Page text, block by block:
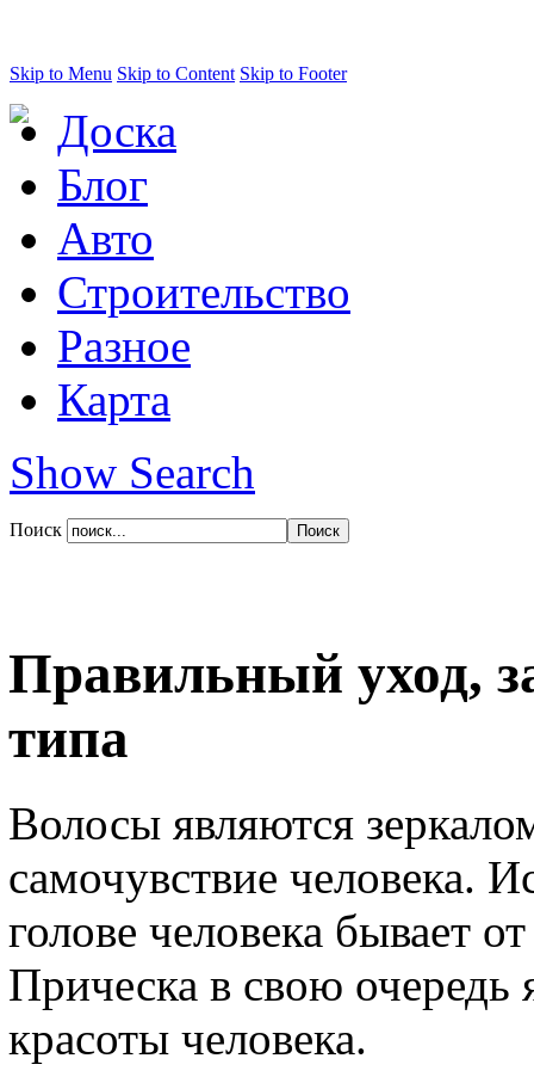
Skip to Menu Skip to Content Skip to Footer
Доска
Блог
Авто
Строительство
Разное
Карта
Show Search
Поиск
Правильный уход,
типа
Волосы являются
самочувствие человека.
голове человека бывает
Прическа в свою очередь
красоты человека.